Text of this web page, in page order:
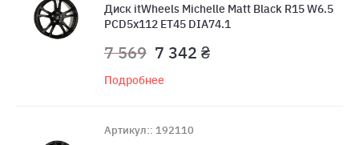
Диск itWheels Michelle Matt Black R15 W6.5
PCD5x112 ET45 DIA74.1
7 569 7 342 ₴
Подробнее
Артикул:: 192110